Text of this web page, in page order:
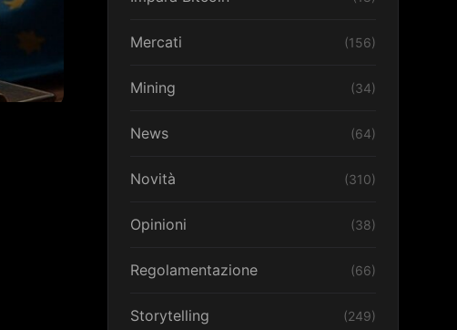
Mercati (156)
Mining (34)
News (64)
Novità (310)
Opinioni (38)
Regolamentazione (66)
Storytelling (249)